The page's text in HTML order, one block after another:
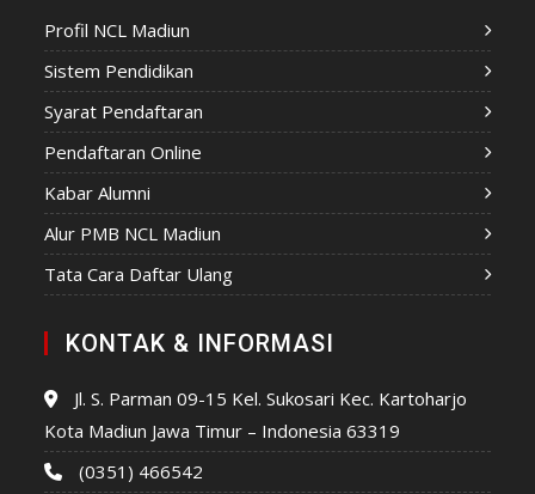
Profil NCL Madiun
Sistem Pendidikan
Syarat Pendaftaran
Pendaftaran Online
Kabar Alumni
Alur PMB NCL Madiun
Tata Cara Daftar Ulang
KONTAK & INFORMASI
Jl. S. Parman 09-15 Kel. Sukosari Kec. Kartoharjo
Kota Madiun Jawa Timur – Indonesia 63319
(0351) 466542